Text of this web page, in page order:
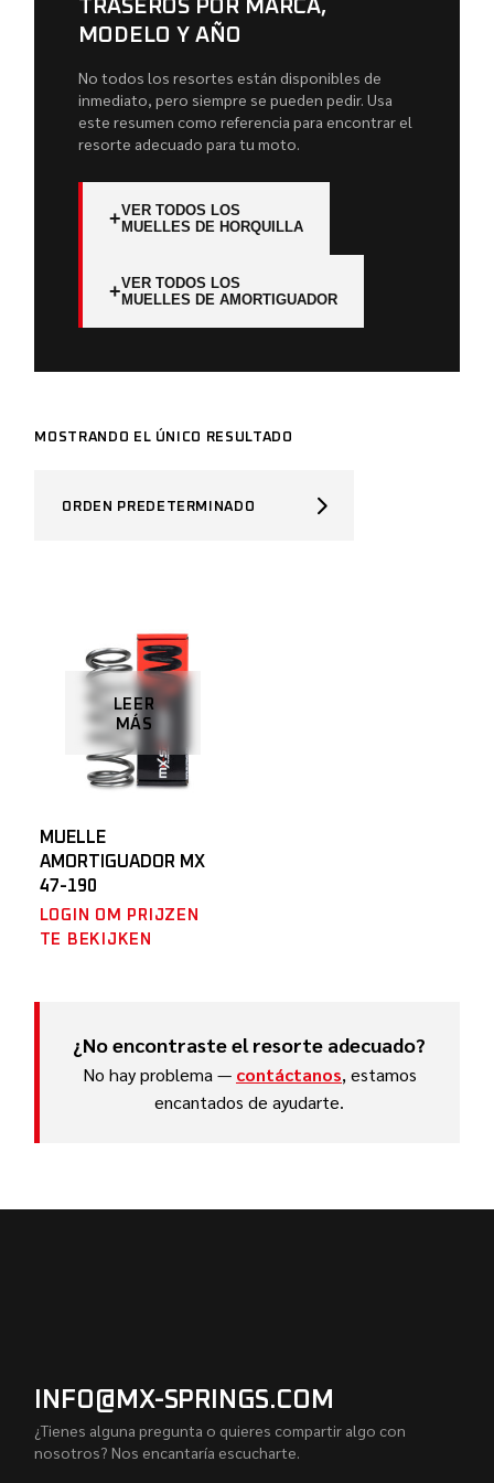
TRASEROS POR MARCA,
MODELO Y AÑO
No todos los resortes están disponibles de
inmediato, pero siempre se pueden pedir. Usa
este resumen como referencia para encontrar el
resorte adecuado para tu moto.
+VER TODOS LOS
MUELLES DE HORQUILLA
+VER TODOS LOS
MUELLES DE AMORTIGUADOR
MOSTRANDO EL ÚNICO RESULTADO
ORDEN PREDETERMINADO
LEER
MÁS
MUELLE
AMORTIGUADOR MX
47-190
LOGIN OM PRIJZEN
TE BEKIJKEN
¿No encontraste el resorte adecuado?
No hay problema — contáctanos, estamos
encantados de ayudarte.
INFO@MX-SPRINGS.COM
¿Tienes alguna pregunta o quieres compartir algo con
nosotros? Nos encantaría escucharte.